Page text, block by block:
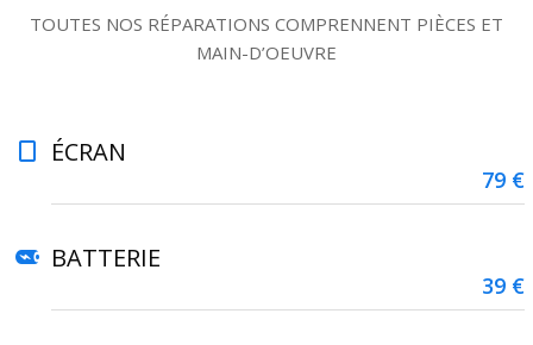
TOUTES NOS RÉPARATIONS COMPRENNENT PIÈCES ET
MAIN-D’OEUVRE
ÉCRAN
79 €
BATTERIE
39 €